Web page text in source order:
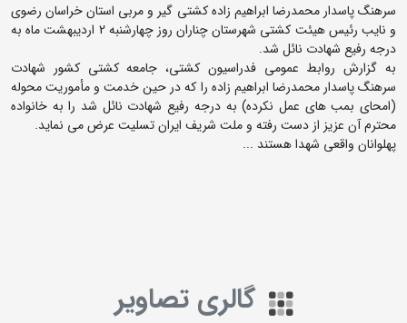
سرهنگ پاسدار محمدرضا ابراهیم زاده کشتی گیر و مربی استان خراسان رضوی
و نایب رئیس هیئت کشتی شهرستان چناران روز چهارشنبه 2 اردیبهشت ماه به
درجه رفیع شهادت نائل شد.
به گزارش روابط عمومی فدراسیون کشتی، جامعه کشتی کشور شهادت
سرهنگ پاسدار محمدرضا ابراهیم زاده را که در حین خدمت و مأموریت محوله
(امحای بمب های عمل نکرده) به درجه رفیع شهادت نائل شد را به خانواده
محترم آن عزیز از دست رفته و ملت شریف ایران تسلیت عرض می نماید.
پهلوانان واقعی شهدا هستند ...
گالری تصاویر